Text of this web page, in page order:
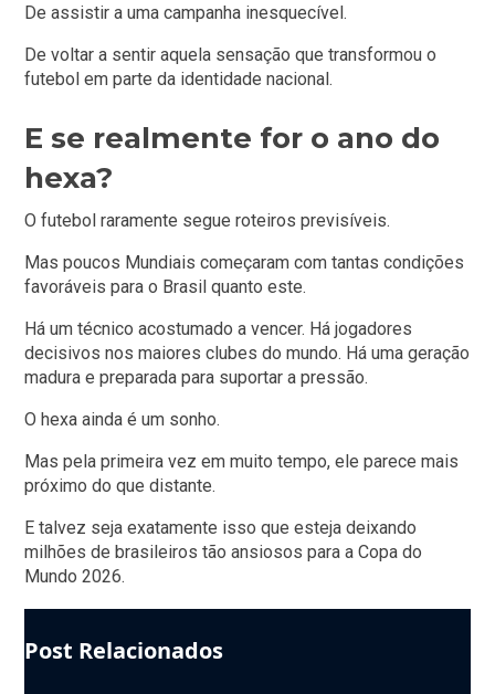
De assistir a uma campanha inesquecível.
De voltar a sentir aquela sensação que transformou o
futebol em parte da identidade nacional.
E se realmente for o ano do
hexa?
O futebol raramente segue roteiros previsíveis.
Mas poucos Mundiais começaram com tantas condições
favoráveis para o Brasil quanto este.
Há um técnico acostumado a vencer. Há jogadores
decisivos nos maiores clubes do mundo. Há uma geração
madura e preparada para suportar a pressão.
O hexa ainda é um sonho.
Mas pela primeira vez em muito tempo, ele parece mais
próximo do que distante.
E talvez seja exatamente isso que esteja deixando
milhões de brasileiros tão ansiosos para a Copa do
Mundo 2026.
Post Relacionados